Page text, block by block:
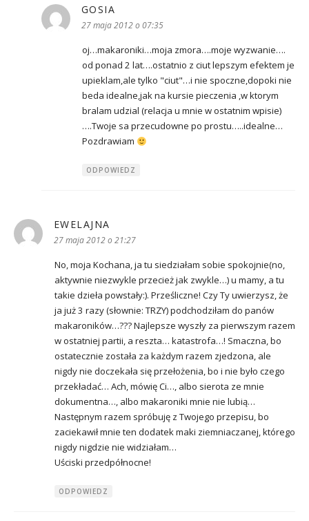
GOSIA
27 maja 2012 o 07:35
oj…makaroniki…moja zmora….moje wyzwanie….
od ponad 2 lat….ostatnio z ciut lepszym efektem je
upieklam,ale tylko "ciut"…i nie spoczne,dopoki nie
beda idealne,jak na kursie pieczenia ,w ktorym
bralam udzial (relacja u mnie w ostatnim wpisie)
….Twoje sa przecudowne po prostu…..idealne…
Pozdrawiam
ODPOWIEDZ
EWELAJNA
27 maja 2012 o 21:27
No, moja Kochana, ja tu siedziałam sobie spokojnie(no,
aktywnie niezwykle przecież jak zwykle…) u mamy, a tu
takie dzieła powstały:). Prześliczne! Czy Ty uwierzysz, że
ja już 3 razy (słownie: TRZY) podchodziłam do panów
makaroników…??? Najlepsze wyszły za pierwszym razem
w ostatniej partii, a reszta… katastrofa…! Smaczna, bo
ostatecznie została za każdym razem zjedzona, ale
nigdy nie doczekała się przełożenia, bo i nie było czego
przekładać… Ach, mówię Ci…, albo sierota ze mnie
dokumentna…, albo makaroniki mnie nie lubią…
Następnym razem spróbuję z Twojego przepisu, bo
zaciekawił mnie ten dodatek maki ziemniaczanej, którego
nigdy nigdzie nie widziałam…
Uściski przedpółnocne!
ODPOWIEDZ